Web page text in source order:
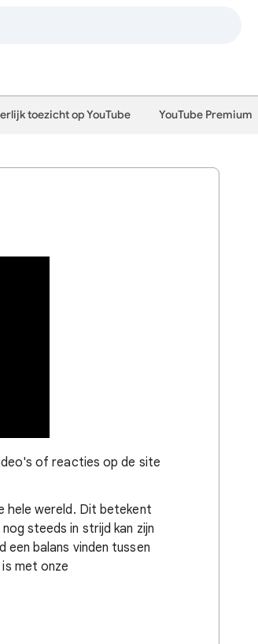
toezicht op YouTube YouTube Premium
of reacties op de site
hele wereld. Dit betekent
steeds in strijd kan zijn
een balans vinden tussen
met onze